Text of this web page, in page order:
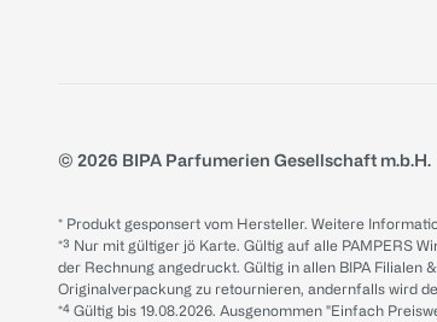
© 2026 BIPA Parfumerien Gesellschaft m.b.H.
* Produkt gesponsert vom Hersteller. Weitere
*³ Nur mit gültiger jö Karte. Gültig auf alle PAMPERS
der Rechnung angedruckt. Gültig in allen BIPA Filialen
Originalverpackung zu retournieren, andernfalls wird
*⁴ Gültig bis 19.08.2026. Ausgenommen "Einfach